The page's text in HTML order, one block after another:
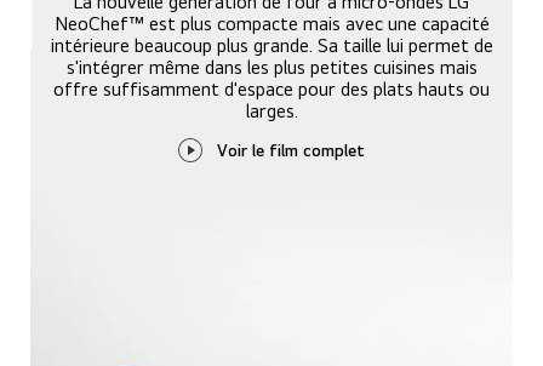
NeoChef™ est plus compacte mais avec une capacité
intérieure beaucoup plus grande. Sa taille lui permet de
s'intégrer même dans les plus petites cuisines mais
offre suffisamment d'espace pour des plats hauts ou
larges.
Voir le film complet